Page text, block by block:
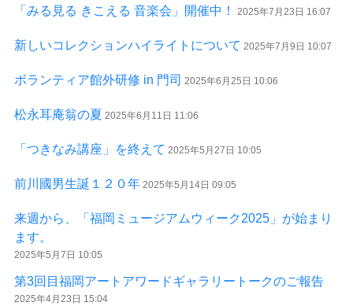
「みる見る きこえる 音楽会」開催中！
2025年7月23日 16:07
新しいコレクションハイライトについて 2025年7月9日 10:07
ボランティア館外研修 in 門司 2025年6月25日 10:06
松永耳庵翁の夏 2025年6月11日 11:06
「つきなみ講座」を終えて 2025年5月27日 10:05
前川國男生誕１２０年 2025年5月14日 09:05
来週から、「福岡ミュージアムウィーク2025」が始まり
ます。
2025年5月7日 10:05
第3回目福岡アートアワードギャラリートークのご報告
2025年4月23日 15:04